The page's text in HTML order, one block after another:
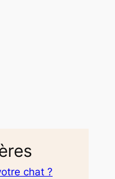
chat ?